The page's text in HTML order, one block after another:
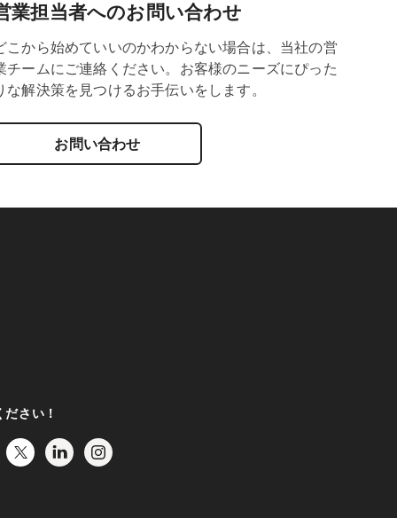
業担当者へのお問い合わせ
こから始めていいのかわからない場合は、当社の営
チームにご連絡ください。お客様のニーズにぴった
な解決策を見つけるお手伝いをします。
お問い合わせ
ださい！